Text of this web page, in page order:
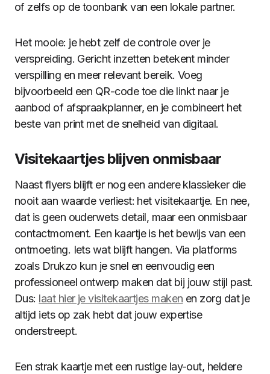
of zelfs op de toonbank van een lokale partner.
Het mooie: je hebt zelf de controle over je
verspreiding. Gericht inzetten betekent minder
verspilling en meer relevant bereik. Voeg
bijvoorbeeld een QR-code toe die linkt naar je
aanbod of afspraakplanner, en je combineert het
beste van print met de snelheid van digitaal.
Visitekaartjes blijven onmisbaar
Naast flyers blijft er nog een andere klassieker die
nooit aan waarde verliest: het visitekaartje. En nee,
dat is geen ouderwets detail, maar een onmisbaar
contactmoment. Een kaartje is het bewijs van een
ontmoeting. Iets wat blijft hangen. Via platforms
zoals Drukzo kun je snel en eenvoudig een
professioneel ontwerp maken dat bij jouw stijl past.
Dus: laat hier je visitekaartjes maken en zorg dat je
altijd iets op zak hebt dat jouw expertise
onderstreept.
Een strak kaartje met een rustige lay-out, heldere